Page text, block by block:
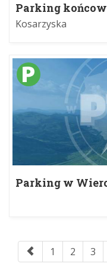
Parking
Kosarzyska
Parking w
1 2 3